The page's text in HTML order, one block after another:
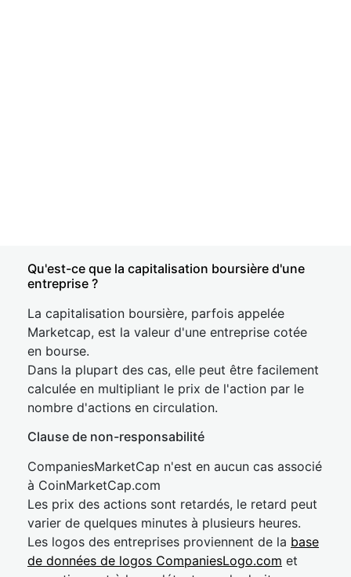
Qu'est-ce que la capitalisation boursière d'une
entreprise ?
La capitalisation boursière, parfois appelée
Marketcap, est la valeur d'une entreprise cotée
en bourse.
Dans la plupart des cas, elle peut être facilement
calculée en multipliant le prix de l'action par le
nombre d'actions en circulation.
Clause de non-responsabilité
CompaniesMarketCap n'est en aucun cas associé
à CoinMarketCap.com
Les prix des actions sont retardés, le retard peut
varier de quelques minutes à plusieurs heures.
Les logos des entreprises proviennent de la base
de données de logos CompaniesLogo.com et